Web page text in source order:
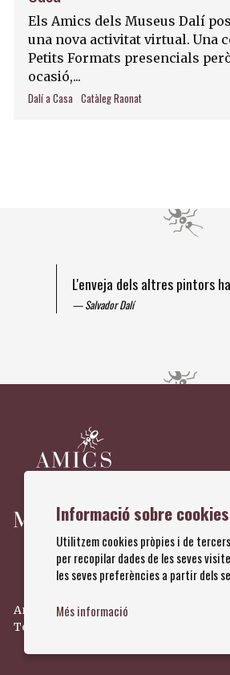
Els Amics dels Museus Dalí
una nova activitat virtual. Una
Petits Formats presencials
ocasió,...
Dalí a Casa Catàleg Raonat
L'enveja dels altres pintors
Salvador Dalí
Amics dels Museus Dalí | Pujada del
Tel. 972 677 520 |
Informació sobre cookies
Utilitzem cookies pròpies i de
per recopilar dades de les seves
les seves preferències a partir dels
Més informació